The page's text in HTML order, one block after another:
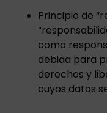
Principio de
como
debida para
derechos y
cuyos datos